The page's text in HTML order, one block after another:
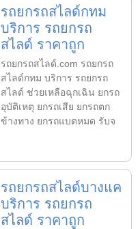
รถยกรถสไลด์กทม
บริการ รถยกรถ
สไลด์ ราคาถูก
รถยกรถสไลด์.com รถยกรถ
สไลด์กทม บริการ รถยกรถ
สไลด์ ช่วยเหลือฉุกเฉิน ยกรถ
อุบัติเหตุ ยกรถเสีย ยกรถตก
ข้างทาง ยกรถแบตหมด รับจ
รถยกรถสไลด์บางแค
บริการ รถยกรถ
สไลด์ ราคาถูก